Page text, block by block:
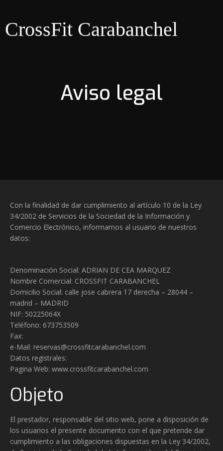
CrossFit Carabanchel
Aviso legal
Con la finalidad de dar cumplimiento al artículo 10 de la Ley
34/2002 de Servicios de la Sociedad de la Información y
Comercio Electrónico, informamos al usuario de nuestros
datos:
Denominación Social: ADRIAN DE CEA MARQUEZ
Nombre Comercial: CROSSFIT CARABANCHEL
Domicilio Social: calle jose cabrera 17 derecha – 28044 –
madrid – MADRID
NIF: 50225064X
Teléfono: 673753509
Fax:
e-Mail: reservas@crossfitcarabanchel.com
Datos registrales:
Pagina Web: www.crossfitcarabanchel.com
Objeto
El prestador, responsable del sitio web, pone a disposición de
los usuarios el presente documento con el que pretende dar
cumplimiento a las obligaciones dispuestas en la Ley 34/2002,